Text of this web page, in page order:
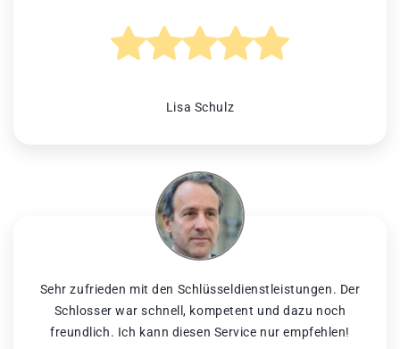
Lisa Schulz
Sehr zufrieden mit den Schlüsseldienstleistungen. Der
Schlosser war schnell, kompetent und dazu noch
freundlich. Ich kann diesen Service nur empfehlen!